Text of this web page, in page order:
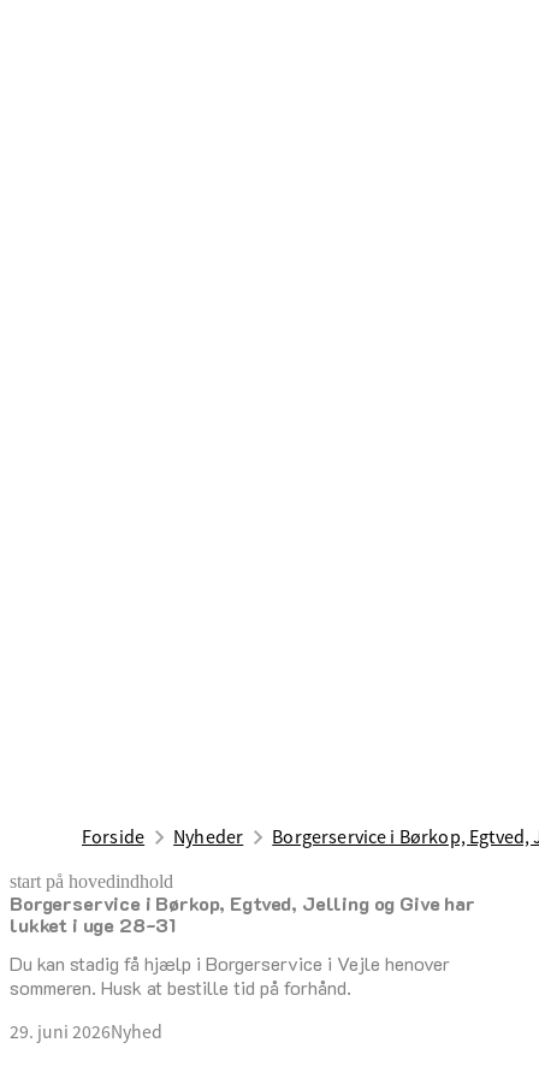
Forside Nyheder Borgerservice i Børkop, Egtved,
start på hovedindhold
Borgerservice i Børkop, Egtved, Jelling og Give har
lukket i uge 28-31
Du kan stadig få hjælp i Borgerservice i Vejle henover
sommeren. Husk at bestille tid på forhånd.
29. juni 2026Nyhed
senest opdateret 29. juni 2026